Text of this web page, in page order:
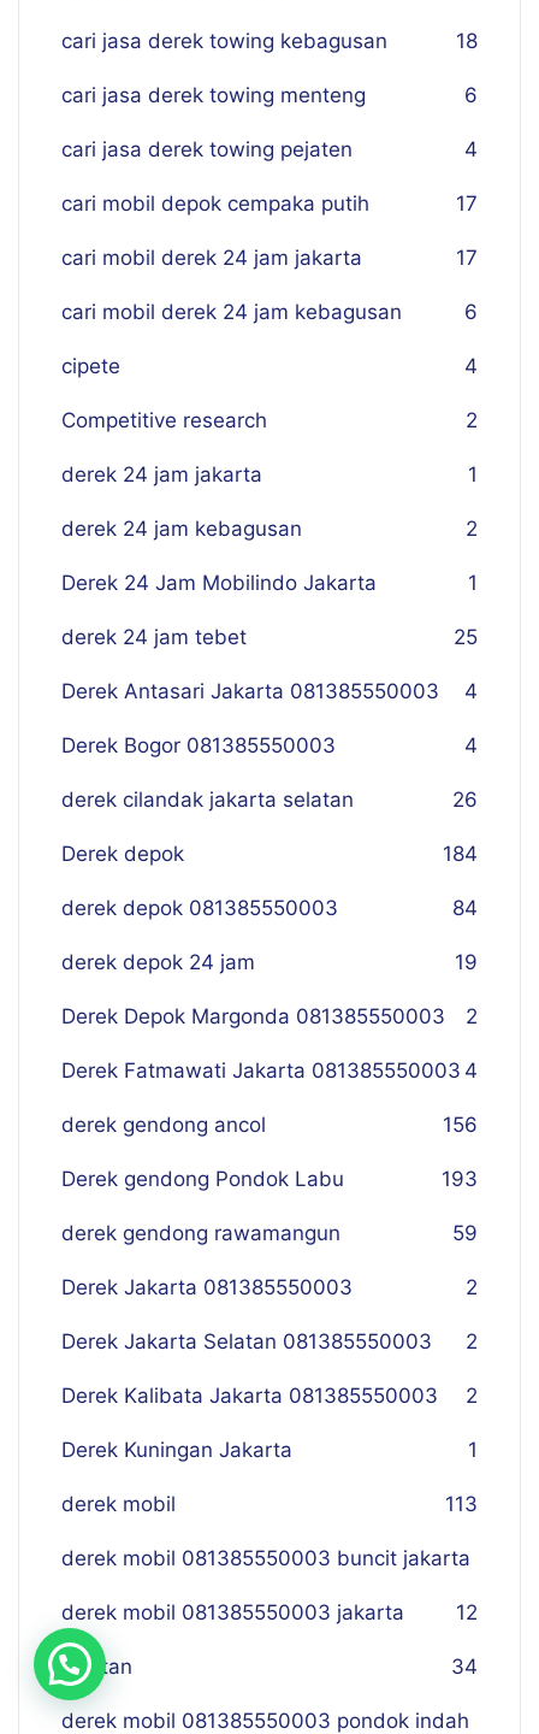
cari jasa derek towing kebagusan 18
cari jasa derek towing menteng 6
cari jasa derek towing pejaten 4
cari mobil depok cempaka putih 17
cari mobil derek 24 jam jakarta 17
cari mobil derek 24 jam kebagusan 6
cipete 4
Competitive research 2
derek 24 jam jakarta 1
derek 24 jam kebagusan 2
Derek 24 Jam Mobilindo Jakarta 1
derek 24 jam tebet 25
Derek Antasari Jakarta 081385550003 4
Derek Bogor 081385550003 4
derek cilandak jakarta selatan 26
Derek depok 184
derek depok 081385550003 84
derek depok 24 jam 19
Derek Depok Margonda 081385550003 2
Derek Fatmawati Jakarta 081385550003 4
derek gendong ancol 156
Derek gendong Pondok Labu 193
derek gendong rawamangun 59
Derek Jakarta 081385550003 2
Derek Jakarta Selatan 081385550003 2
Derek Kalibata Jakarta 081385550003 2
Derek Kuningan Jakarta 1
derek mobil 113
derek mobil 081385550003 buncit jakarta
12
derek mobil 081385550003 jakarta
selatan 34
derek mobil 081385550003 pondok indah